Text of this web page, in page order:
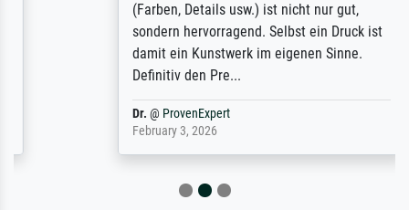
(Farben, Details usw.) ist nicht nur gut,
sondern hervorragend. Selbst ein Druck ist
damit ein Kunstwerk im eigenen Sinne.
Definitiv den Pre...
ProvenExpert
February 3, 2026